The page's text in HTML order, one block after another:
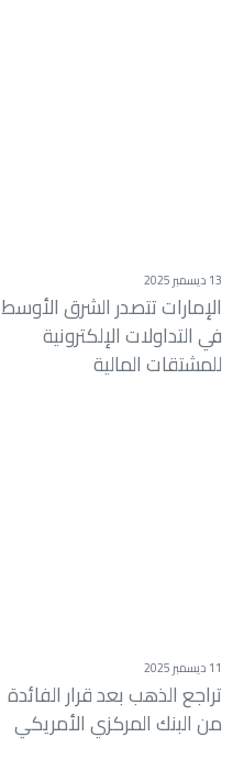
13 ديسمبر 2025
الإمارات تتصدر الشرق الأوسط
في التداولات الإلكترونية
للمشتقات المالية
11 ديسمبر 2025
تراجع الذهب بعد قرار الفائدة
من البنك المركزي الأمريكي